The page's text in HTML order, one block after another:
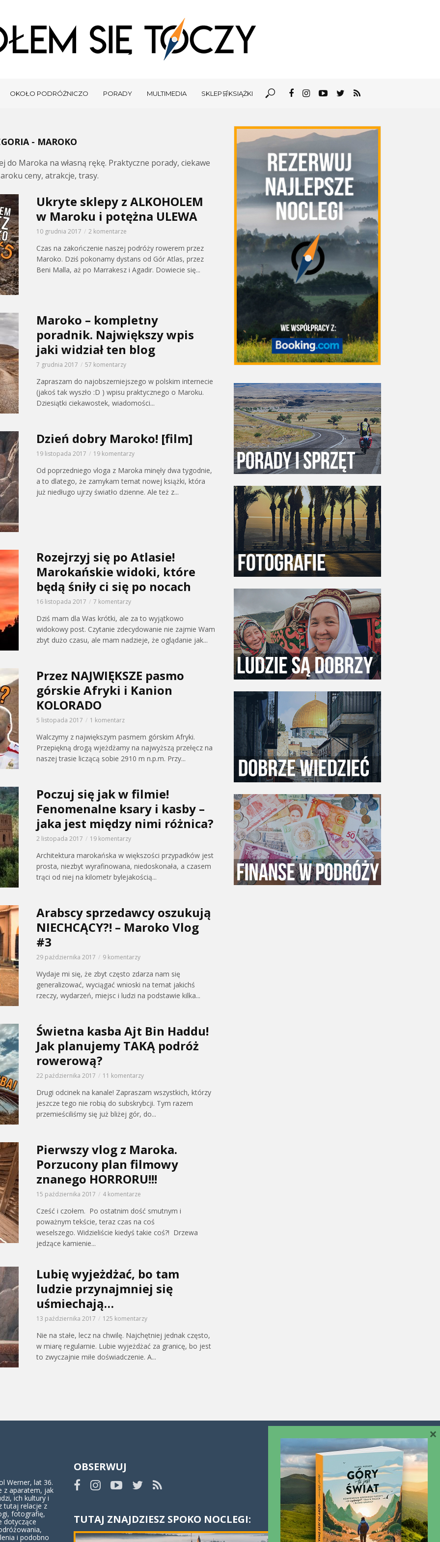
OKOŁO PODRÓŻNICZO PORADY MULTIMEDIA SKLEP🛒KSIĄŻKI
- MAROKO
do Maroka na własną rękę. Praktyczne porady, ciekawe
ceny, atrakcje, trasy.
Ukryte sklepy z ALKOHOLEM
w Maroku i potężna ULEWA
10 grudnia 2017 2 komentarze
Czas na zakończenie naszej podróży rowerem przez
Maroko. Dziś pokonamy dystans od Gór Atlas, przez
Beni Malla, aż po Marrakesz i Agadir. Dowiecie się...
Maroko – kompletny
poradnik. Największy wpis
jaki widział ten blog
7 grudnia 2017 57 komentarzy
Zapraszam do najobszerniejszego w polskim internecie
(jakoś tak wyszło :D ) wpisu praktycznego o Maroku.
Dziesiątki ciekawostek, wiadomości...
Dzień dobry Maroko! [film]
19 listopada 2017 19 komentarzy
Od poprzedniego vloga z Maroka minęły dwa tygodnie,
a to dlatego, że zamykam temat nowej książki, która
już niedługo ujrzy światło dzienne. Ale też z...
Rozejrzyj się po Atlasie!
Marokańskie widoki, które
będą śniły ci się po nocach
16 listopada 2017 7 komentarzy
Dziś mam dla Was krótki, ale za to wyjątkowo
widokowy post. Czytanie zdecydowanie nie zajmie Wam
zbyt dużo czasu, ale mam nadzieje, że oglądanie jak...
Przez NAJWIĘKSZE pasmo
górskie Afryki i Kanion
KOLORADO
5 listopada 2017 1 komentarz
Walczymy z największym pasmem górskim Afryki.
Przepiękną drogą wjeżdżamy na najwyższą przełęcz na
naszej trasie liczącą sobie 2910 m n.p.m. Przy...
Poczuj się jak w filmie!
Fenomenalne ksary i kasby –
jaka jest między nimi różnica?
2 listopada 2017 19 komentarzy
Architektura marokańska w większości przypadków jest
prosta, niezbyt wyrafinowana, niedoskonała, a czasem
trąci od niej na kilometr bylejakością...
Arabscy sprzedawcy oszukują
NIECHCĄCY?! – Maroko Vlog
#3
29 października 2017 9 komentarzy
Wydaje mi się, że zbyt często zdarza nam się
generalizować, wyciągać wnioski na temat jakichś
rzeczy, wydarzeń, miejsc i ludzi na podstawie kilka...
Świetna kasba Ajt Bin Haddu!
Jak planujemy TAKĄ podróż
rowerową?
22 października 2017 11 komentarzy
Drugi odcinek na kanale! Zapraszam wszystkich, którzy
jeszcze tego nie robią do subskrybcji. Tym razem
przemieściliśmy się już bliżej gór, do...
Pierwszy vlog z Maroka.
Porzucony plan filmowy
znanego HORRORU!!!
15 października 2017 4 komentarze
Cześć i czołem. Po ostatnim dość smutnym i
poważnym tekście, teraz czas na coś
weselszego. Widzieliście kiedyś takie coś?! Drzewa
jedzące kamienie...
Lubię wyjeżdżać, bo tam
ludzie przynajmniej się
uśmiechają…
13 października 2017 125 komentarzy
Nie na stałe, lecz na chwilę. Najchętniej jednak często,
w miarę regularnie. Lubie wyjeżdżać za granicę, bo jest
to zwyczajnie miłe doświadczenie. A...
Werner, lat 36.
z aparatem, jak
ich kultury i
tutaj relacje z
fotografię,
dotyczące
i podobno
OBSERWUJ
TUTAJ ZNAJDZIESZ SPOKO NOCLEGI:
Współpraca
Kontakt
×